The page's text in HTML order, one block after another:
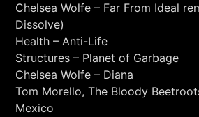
+393401974468
Chelsea Wolfe – Far From Ideal
Dissolve)
Health – Anti-Life
Structures – Planet of Garbage
Chelsea Wolfe – Diana
Tom Morello, The Bloody
Mexico